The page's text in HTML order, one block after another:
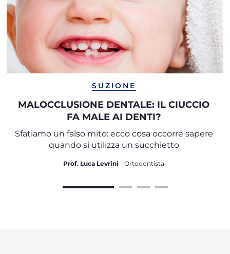
SUZIONE
MALOCCLUSIONE DENTALE: IL CIUCCIO
FA MALE AI DENTI?
Sfatiamo un falso mito: ecco cosa occorre sapere
quando si utilizza un succhietto
Prof. Luca Levrini - Ortodontista